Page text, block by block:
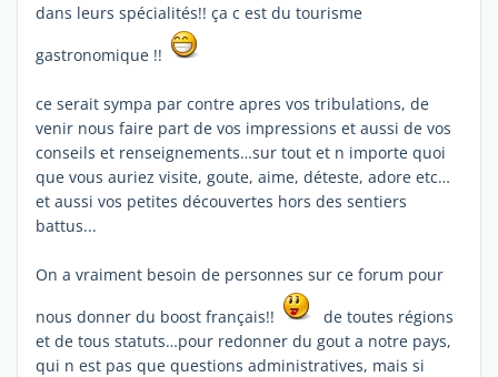
dans leurs spécialités!! ça c est du tourisme
gastronomique !!
ce serait sympa par contre apres vos tribulations, de
venir nous faire part de vos impressions et aussi de vos
conseils et renseignements…sur tout et n importe quoi
que vous auriez visite, goute, aime, déteste, adore etc…
et aussi vos petites découvertes hors des sentiers
battus...
On a vraiment besoin de personnes sur ce forum pour
nous donner du boost français!!
de toutes régions
et de tous statuts…pour redonner du gout a notre pays,
qui n est pas que questions administratives, mais si